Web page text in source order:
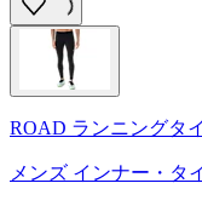
ROAD ランニングタ
メンズ インナー・タ